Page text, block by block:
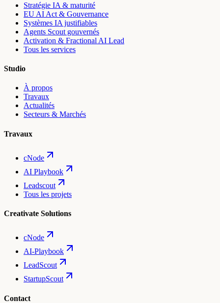
Stratégie IA & maturité
EU AI Act & Gouvernance
Systèmes IA justifiables
Agents Scout gouvernés
Activation & Fractional AI Lead
Tous les services
Studio
À propos
Travaux
Actualités
Secteurs & Marchés
Travaux
cNode
AI Playbook
Leadscout
Tous les projets
Creativate Solutions
cNode
AI-Playbook
LeadScout
StartupScout
Contact